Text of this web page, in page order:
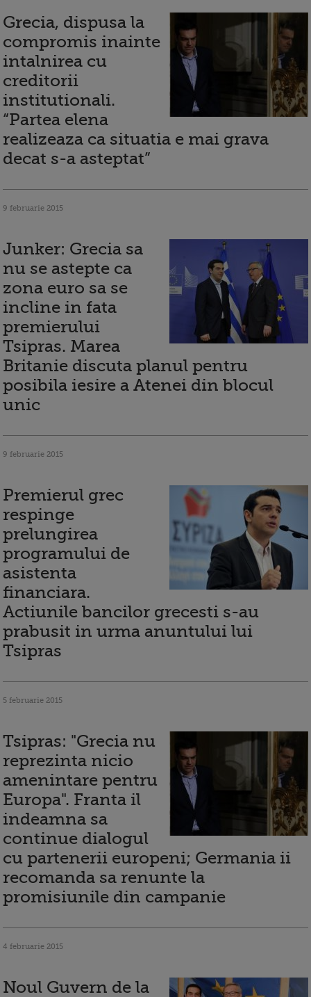
Grecia, dispusa la
compromis inainte
intalnirea cu
creditorii
institutionali.
“Partea elena
realizeaza ca situatia e mai grava
decat s-a asteptat”
9 februarie 2015
Junker: Grecia sa
nu se astepte ca
zona euro sa se
incline in fata
premierului
Tsipras. Marea
Britanie discuta planul pentru
posibila iesire a Atenei din blocul
unic
9 februarie 2015
Premierul grec
respinge
prelungirea
programului de
asistenta
financiara.
Actiunile bancilor grecesti s-au
prabusit in urma anuntului lui
Tsipras
5 februarie 2015
Tsipras: "Grecia nu
reprezinta nicio
amenintare pentru
Europa". Franta il
indeamna sa
continue dialogul
cu partenerii europeni; Germania ii
recomanda sa renunte la
promisiunile din campanie
4 februarie 2015
Noul Guvern de la